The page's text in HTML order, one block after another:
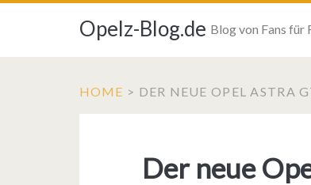
Opelz-Blog.de Blog von Fans für
HOME > DER NEUE OPEL ASTRA
Der neue